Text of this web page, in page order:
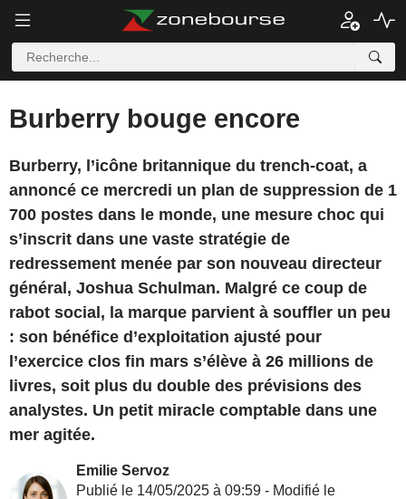
Burberry bouge encore
Burberry, l’icône britannique du trench-coat, a
annoncé ce mercredi un plan de suppression de 1
700 postes dans le monde, une mesure choc qui
s’inscrit dans une vaste stratégie de
redressement menée par son nouveau directeur
général, Joshua Schulman. Malgré ce coup de
rabot social, la marque parvient à souffler un peu
: son bénéfice d’exploitation ajusté pour
l’exercice clos fin mars s’élève à 26 millions de
livres, soit plus du double des prévisions des
analystes. Un petit miracle comptable dans une
mer agitée.
Emilie Servoz
Publié le 14/05/2025 à 09:59 - Modifié le